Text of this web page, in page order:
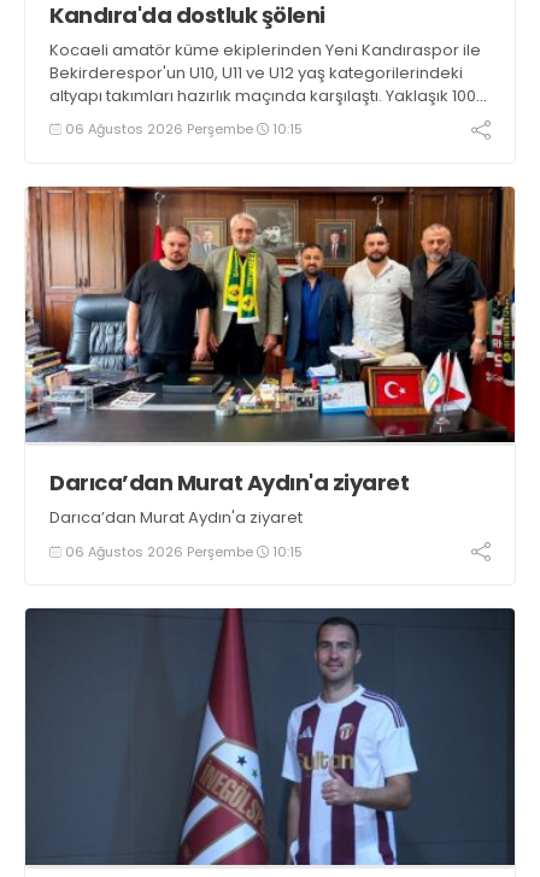
Kandıra'da dostluk şöleni
Kocaeli amatör küme ekiplerinden Yeni Kandıraspor ile
Bekirderespor'un U10, U11 ve U12 yaş kategorilerindeki
altyapı takımları hazırlık maçında karşılaştı. Yaklaşık 100
genç futbolcunun ter döktüğü maçların ardından
sporculara Kandıra'nın yöresel lezzeti mancarlı pide ve
06 Ağustos 2026 Perşembe 10:15
Darıca’dan Murat Aydın'a ziyaret
Darıca’dan Murat Aydın'a ziyaret
06 Ağustos 2026 Perşembe 10:15